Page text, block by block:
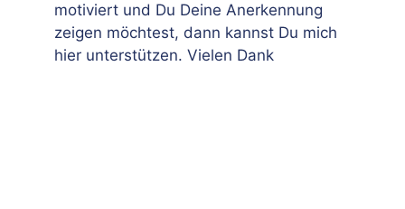
motiviert und Du Deine Anerkennung
zeigen möchtest, dann kannst Du mich
hier unterstützen. Vielen Dank